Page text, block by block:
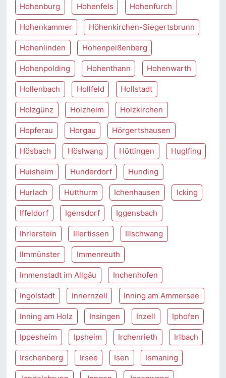
Hohenburg Hohenfels Hohenfurch
Hohenkammer Höhenkirchen-Siegertsbrunn
Hohenlinden Hohenpeißenberg
Hohenpolding Hohenthann Hohenwarth
Hollenbach Hollfeld Hollstadt
Holzgünz Holzheim Holzkirchen
Hopferau Horgau Hörgertshausen
Hösbach Höslwang Höttingen Huglfing
Huisheim Hunderdorf Hunding
Hurlach Hutthurm Ichenhausen Icking
Iffeldorf Igensdorf Iggensbach
Ihrlerstein Illertissen Illschwang
Ilmmünster Immenreuth
Immenstadt im Allgäu Inchenhofen
Ingolstadt Innernzell Inning am Ammersee
Inning am Holz Insingen Inzell Iphofen
Ippesheim Ipsheim Irchenrieth Irlbach
Irschenberg Irsee Isen Ismaning